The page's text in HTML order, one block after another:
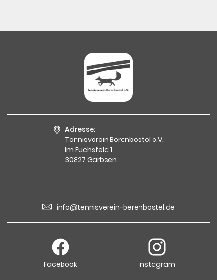
Adresse:
Tennisverein Berenbostel e.V.
Im Fuchsfeld 1
30827 Garbsen
info@tennisverein-berenbostel.de
Facebook Instagram